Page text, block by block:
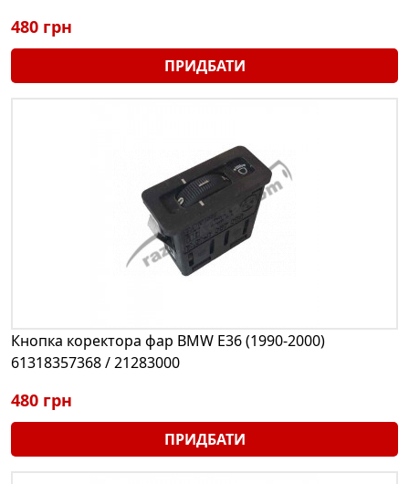
480 грн
ПРИДБАТИ
Кнопка коректора фар BMW E36 (1990-2000)
61318357368 / 21283000
480 грн
ПРИДБАТИ